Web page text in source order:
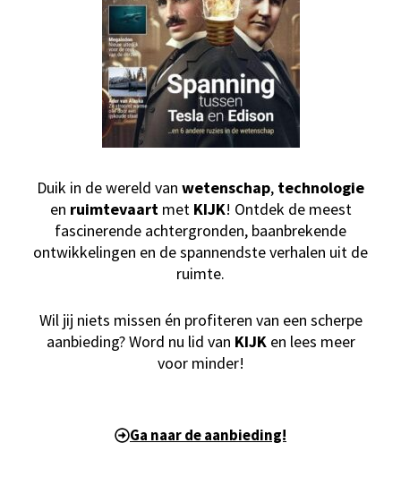
Duik in de wereld van wetenschap, technologie
en ruimtevaartmet KIJK! Ontdek de meest
fascinerende achtergronden, baanbrekende
ontwikkelingen en de spannendste verhalen uit de
ruimte.
Wil jij niets missen én profiteren van een scherpe
aanbieding? Word nu lid van KIJKen lees meer
voor minder!
Ga naar de aanbieding!